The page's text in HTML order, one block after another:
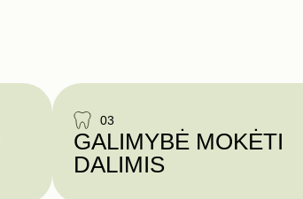
03
GALIMYBĖ MOKĖTI
DALIMIS